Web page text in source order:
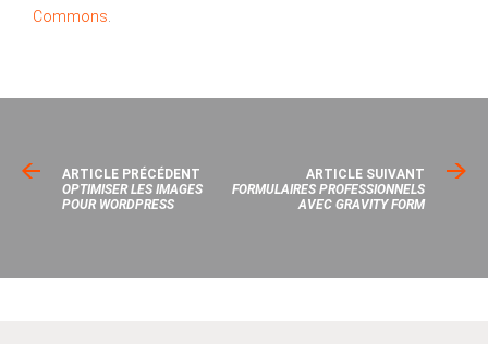
Commons
ARTICLE PRÉCÉDENT
OPTIMISER LES IMAGES
POUR WORDPRESS
ARTICLE SUIVANT
FORMULAIRES PROFESSIONNELS
AVEC GRAVITY FORM